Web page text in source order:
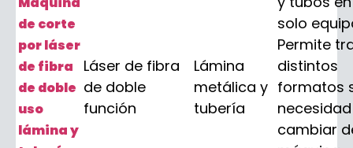
de corte
por láser
de fibra
de doble
uso
lámina y
Láser de fibra
de doble
función
Lámina
metálica y
tubería
solo
Permite
distintos
formatos
cambiar